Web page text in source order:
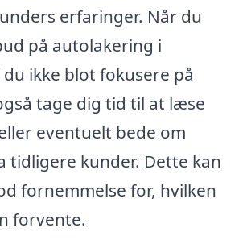
erfaringer. Når du
på autolakering i
du ikke blot fokusere på
tage dig tid til at læse
eventuelt bede om
tidligere kunder. Dette kan
fornemmelse for, hvilken
forvente.